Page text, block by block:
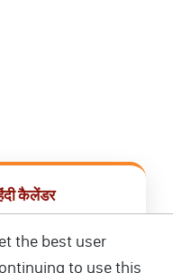
कैलेंडर
the best user
to use this